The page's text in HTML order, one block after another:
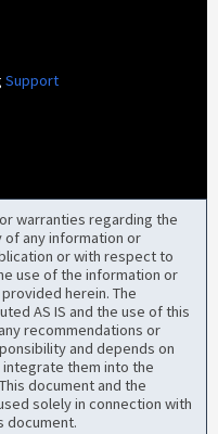
Support
warranties regarding the
any information or
or with respect to
use of the information or
herein. The
AS IS and the use of this
recommendations or
and depends on
them into the
document and the
solely in connection with
document.